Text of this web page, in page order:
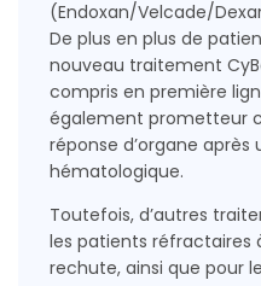
(Endoxan/Velcade/
De plus en plus de
nouveau traitement
compris en première
également prometteur
réponse d’organe après
hématologique.
Toutefois, d’autres
les patients réfractaires
rechute, ainsi que pour